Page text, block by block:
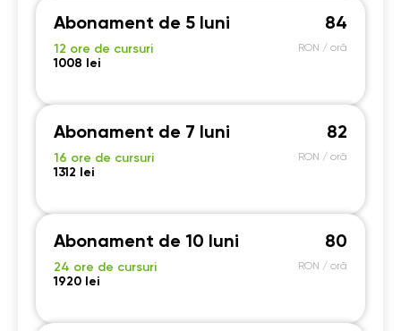
Abonament de 5 luni
12 ore de cursuri
1008 lei
84
RON / oră
Abonament de 7 luni
16 ore de cursuri
1312 lei
82
RON / oră
Abonament de 10 luni
24 ore de cursuri
1920 lei
80
RON / oră